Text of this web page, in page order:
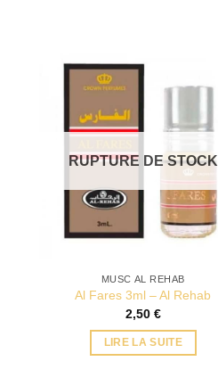
RUPTURE DE STOCK
MUSC AL REHAB
Al Fares 3ml – Al Rehab
2,50 €
LIRE LA SUITE